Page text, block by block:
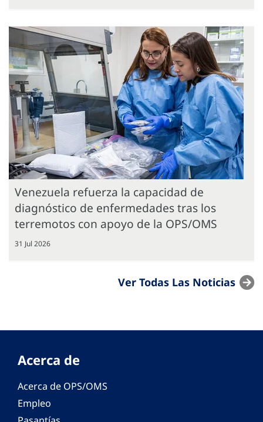
Venezuela refuerza la capacidad de
diagnóstico de enfermedades tras los
terremotos con apoyo de la OPS/OMS
31 Jul 2026
Ver Todas Las Noticias
Acerca de
Acerca de OPS/OMS
Empleo